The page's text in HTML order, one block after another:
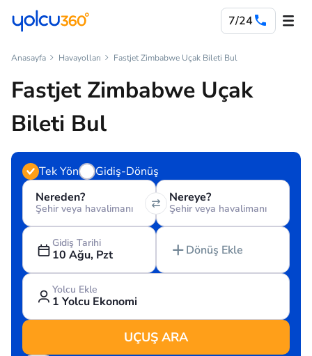
7/24
Anasayfa Havayolları Fastjet Zimbabwe Uçak Bileti Bul
Fastjet Zimbabwe Uçak
Bileti Bul
Tek Yön
Gidiş-Dönüş
Nereden?
Şehir veya havalimanı
Nereye?
Şehir veya havalimanı
Gidiş Tarihi
10 Ağu, Pzt Dönüş Ekle
Yolcu Ekle
1 Yolcu Ekonomi
UÇUŞ ARA